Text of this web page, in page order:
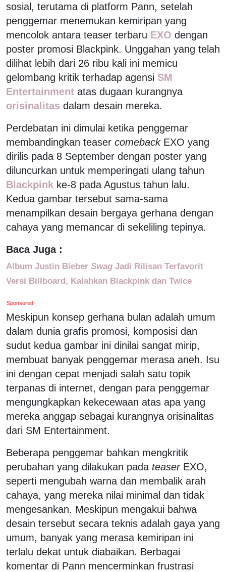
sosial, terutama di platform Pann, setelah
penggemar menemukan kemiripan yang
mencolok antara teaser terbaru EXO dengan
poster promosi Blackpink. Unggahan yang telah
dilihat lebih dari 26 ribu kali ini memicu
gelombang kritik terhadap agensi SM
Entertainment atas dugaan kurangnya
orisinalitas dalam desain mereka.
Perdebatan ini dimulai ketika penggemar
membandingkan teaser comebackEXO yang
dirilis pada 8 September dengan poster yang
diluncurkan untuk memperingati ulang tahun
Blackpink ke-8 pada Agustus tahun lalu.
Kedua gambar tersebut sama-sama
menampilkan desain bergaya gerhana dengan
cahaya yang memancar di sekeliling tepinya.
Baca Juga :
Album Justin Bieber Swag Jadi Rilisan Terfavorit
Versi Billboard, Kalahkan Blackpink dan Twice
Sponsored
Meskipun konsep gerhana bulan adalah umum
dalam dunia grafis promosi, komposisi dan
sudut kedua gambar ini dinilai sangat mirip,
membuat banyak penggemar merasa aneh. Isu
ini dengan cepat menjadi salah satu topik
terpanas di internet, dengan para penggemar
mengungkapkan kekecewaan atas apa yang
mereka anggap sebagai kurangnya orisinalitas
dari SM Entertainment.
Beberapa penggemar bahkan mengkritik
perubahan yang dilakukan pada teaserEXO,
seperti mengubah warna dan membalik arah
cahaya, yang mereka nilai minimal dan tidak
mengesankan. Meskipun mengakui bahwa
desain tersebut secara teknis adalah gaya yang
umum, banyak yang merasa kemiripan ini
terlalu dekat untuk diabaikan. Berbagai
komentar di Pann mencerminkan frustrasi